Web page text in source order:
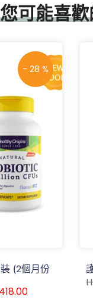
您可能喜
- 28 %
(2個月份